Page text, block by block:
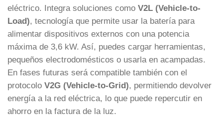
eléctrico. Integra soluciones como V2L (Vehicle-to-
Load), tecnología que permite usar la batería para
alimentar dispositivos externos con una potencia
máxima de 3,6 kW. Así, puedes cargar herramientas,
pequeños electrodomésticos o usarla en acampadas.
En fases futuras será compatible también con el
protocolo V2G (Vehicle-to-Grid), permitiendo devolver
energía a la red eléctrica, lo que puede repercutir en
ahorro en la factura de la luz.